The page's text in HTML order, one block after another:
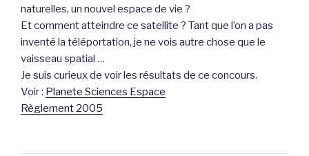
naturelles, un nouvel espace de vie ?
Et comment atteindre ce satellite ? Tant que l’on a pas
inventé la téléportation, je ne vois autre chose que le
vaisseau spatial …
Je suis curieux de voir les résultats de ce concours.
Voir : Planete Sciences Espace
Règlement 2005